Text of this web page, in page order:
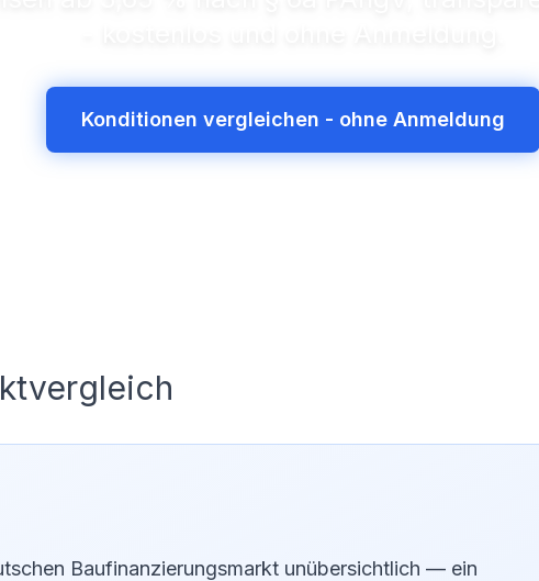
Konditionen vergleichen - ohne Anmeldung
Baufinanzierungsmarkt unübersichtlich — ein